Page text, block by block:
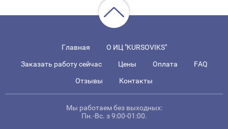
Главная О ИЦ "KURSOVIKS"
Заказать работу сейчас Цены Оплата FAQ
Отзывы Контакты
Мы работаем без выходных:
Пн.-Вс. з 9:00-01:00.